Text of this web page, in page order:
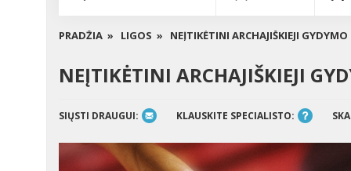
PRADŽIA » LIGOS » NEĮTIKĖTINI ARCHAJIŠKIEJI
NEĮTIKĖTINI ARCHAJIŠKIEJI
SIŲSTI DRAUGUI: KLAUSKITE SPECIALISTO: